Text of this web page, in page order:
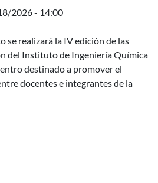
2026 - 14:00
de Investigación del Instituto de
se realizará la IV edición de las
del Instituto de Ingeniería Química
destinado a promover el
docentes e integrantes de la